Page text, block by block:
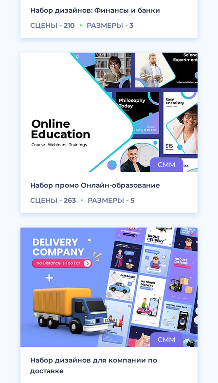
Набор дизайнов: Финансы и банки
СЦЕНЫ - 210 РАЗМЕРЫ - 3
Набор промо Онлайн-образование
СЦЕНЫ - 263 РАЗМЕРЫ - 5
Набор дизайнов для компании по
доставке